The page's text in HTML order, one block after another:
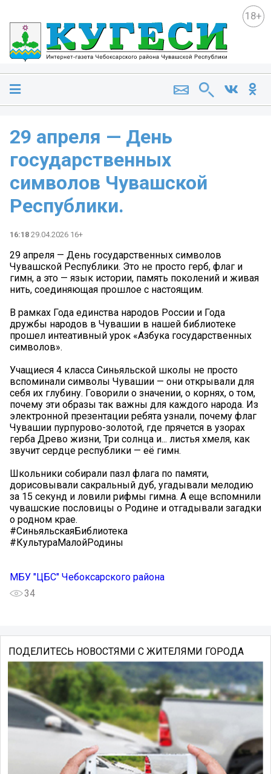
18+
29 апреля — День
государственных
символов Чувашской
Республики.
16:18 29.04.2026 16+
29 апреля — День государственных символов
Чувашской Республики. Это не просто герб, флаг и
гимн, а это — язык истории, память поколений и живая
нить, соединяющая прошлое с настоящим.
В рамках Года единства народов России и Года
дружбы народов в Чувашии в нашей библиотеке
прошел интеативный урок «Азбука государственных
символов».
Учащиеся 4 класса Синьяльской школы не просто
вспоминали символы Чувашии — они открывали для
себя их глубину. Говорили о значении, о корнях, о том,
почему эти образы так важны для каждого народа. Из
электронной презентации ребята узнали, почему флаг
Чувашии пурпурово-золотой, где прячется в узорах
герба Древо жизни, Три солнца и... листья хмеля, как
звучит сердце республики — её гимн.
Школьники собирали пазл флага по памяти,
дорисовывали сакральный дуб, угадывали мелодию
за 15 секунд и ловили рифмы гимна. А еще вспомнили
чувашские пословицы о Родине и отгадывали загадки
о родном крае.
#СиньяльскаяБиблиотека
#КультураМалойРодины
МБУ "ЦБС" Чебоксарского района
34
ПОДЕЛИТЕСЬ НОВОСТЯМИ С ЖИТЕЛЯМИ ГОРОДА